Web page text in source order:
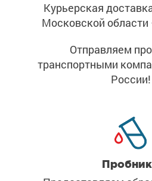
Курьерская
Московской области
Отправляем
транспортными
России!